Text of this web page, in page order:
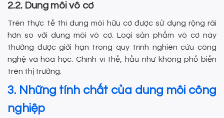
2.2. Dung môi vô cơ
Trên thực tế thì dung môi hữu cơ được sử dụng rộng rãi
hơn so với dung môi vô cơ. Loại sản phẩm vô cơ này
thường được giới hạn trong quy trình nghiên cứu công
nghệ và hóa học. Chính vì thế, hầu như không phổ biến
trên thị trường.
3. Những tính chất của dung môi công
nghiệp